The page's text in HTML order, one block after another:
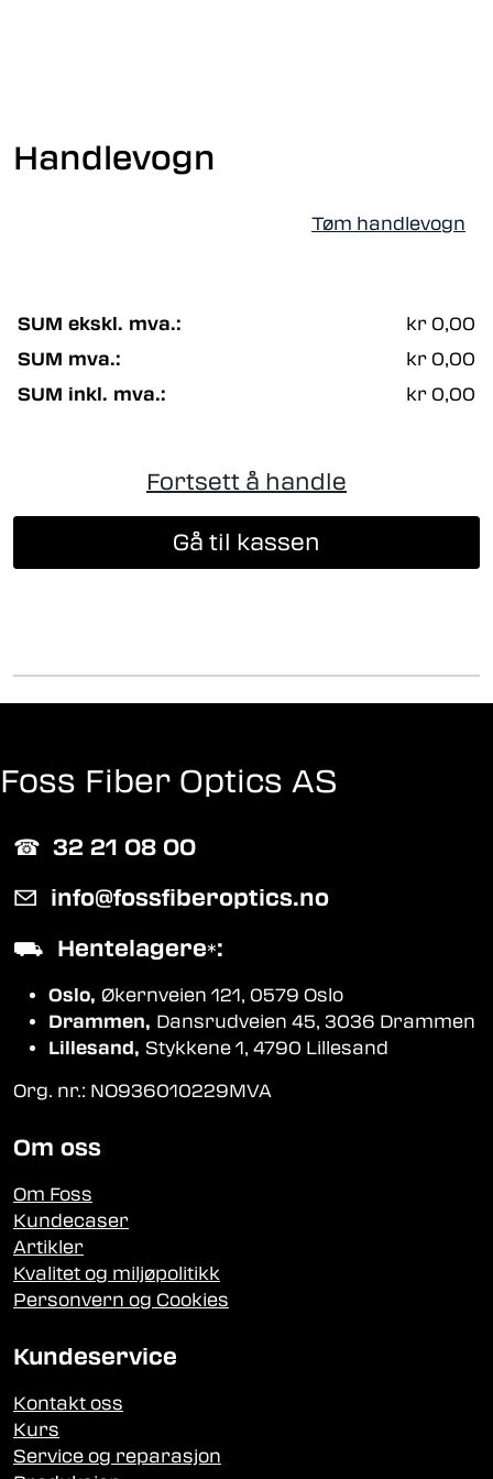
Handlevogn
Tøm handlevogn
SUM ekskl. mva.:
kr 0,00
SUM mva.:
kr 0,00
SUM inkl. mva.:
kr 0,00
Fortsett å handle
Gå til kassen
Foss Fiber Optics AS
☎︎ 32 21 08 00
✉ info@fossfiberoptics.no
⛟ Hentelagere*:
Oslo, Økernveien 121, 0579 Oslo
Drammen, Dansrudveien 45, 3036 Drammen
Lillesand, Stykkene 1, 4790 Lillesand
Org. nr.: NO936010229MVA
Om oss
Om Foss
Kundecaser
Artikler
Kvalitet og miljøpolitikk
Personvern og Cookies
Kundeservice
Kontakt oss
Kurs
Service og reparasjon
Strukturert kabling
Kunnskapssenter
Nyheter